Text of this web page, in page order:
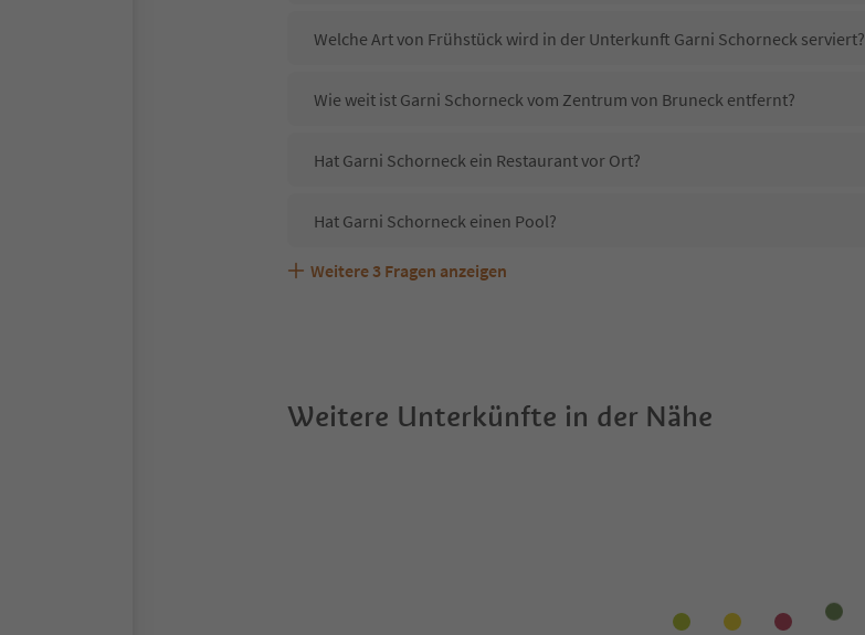
Welche Art von Frühstück wird in der Unterkunft Garni Schorneck serviert?
Wie weit ist Garni Schorneck vom Zentrum von Bruneck entfernt?
Hat Garni Schorneck ein Restaurant vor Ort?
Hat Garni Schorneck einen Pool?
Sind Haustiere in der Unterkunft Garni Schorneck erlaubt?
Welche Services bietet Garni Schorneck?
Weitere 3 Fragen anzeigen
Weitere Unterkünfte in der Nähe